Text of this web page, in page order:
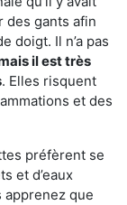
des gants afin
doigt. Il n’a pas
il est très
. Elles risquent
et des
préfèrent se
et d’eaux
apprenez que